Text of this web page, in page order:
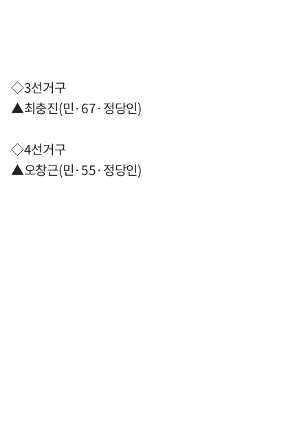
◇3선거구
▲최충진(민·67·정당인)
◇4선거구
▲오창근(민·55·정당인)